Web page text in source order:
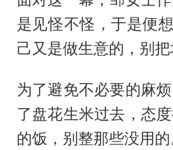
是见怪不怪，于是便
己又是做生意的，别把
为了避免不必要的麻
了盘花生米过去，态
的饭，别整那些没用的